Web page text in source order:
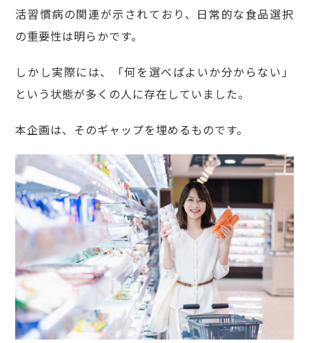
活習慣病の関連が示されており、日常的な食品選択
の重要性は明らかです。
しかし実際には、「何を選べばよいか分からない」
という状態が多くの人に存在していました。
本企画は、そのギャップを埋めるものです。